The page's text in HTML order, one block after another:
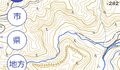
市
県
地方